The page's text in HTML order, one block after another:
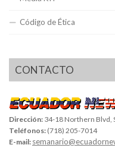
Código de Ética
CONTACTO
Dirección: 34-18 Northern Blvd,
Teléfonos: (718) 205-7014
E-mail: